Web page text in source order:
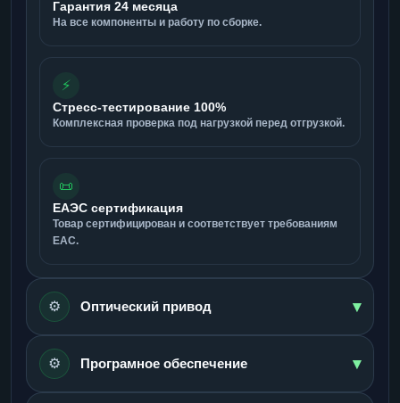
Гарантия 24 месяца
На все компоненты и работу по сборке.
⚡
Стресс-тестирование 100%
Комплексная проверка под нагрузкой перед отгрузкой.
📜
ЕАЭС сертификация
Товар сертифицирован и соответствует требованиям
ЕАС.
⚙️ Оптический привод ▾
⚙️ Програмное обеспечение ▾